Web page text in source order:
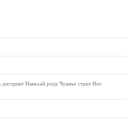
Наньхай роуд Чуанъе стрит Нос